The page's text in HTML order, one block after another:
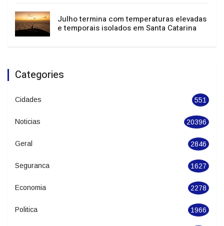
Sul, Sudeste e Centro-Oeste têm alerta
para tempestades e vendavais
e temporais isolados em Santa Catarina
Categories
Cidades 551
Noticias 20396
Geral 2846
Seguranca 1627